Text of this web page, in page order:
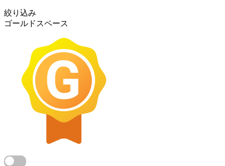
絞り込み
ゴールドスペース